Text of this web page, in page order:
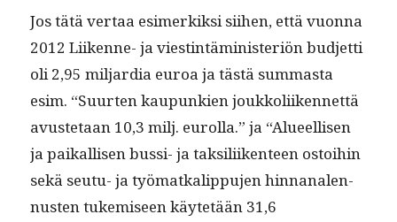
Jos tätä ver­taa esimerkik­si siihen, että vuon­na
2012 Liikenne- ja viestin­tämin­is­ter­iön bud­jet­ti
oli 2,95 mil­jar­dia euroa ja tästä sum­mas­ta
esim. “Suurten kaupunkien joukkoli­iken­net­tä
avuste­taan 10,3 milj. eurol­la.” ja “Alueel­lisen
ja paikallisen bus­si- ja tak­sili­iken­teen ostoi­hin
sekä seu­tu- ja työ­matkalip­pu­jen hin­nanalen­
nusten tukemiseen käytetään 31,6